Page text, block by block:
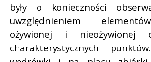
były o konieczności
uwzględnieniem
ożywionej i nieożywionej
charakterystycznych